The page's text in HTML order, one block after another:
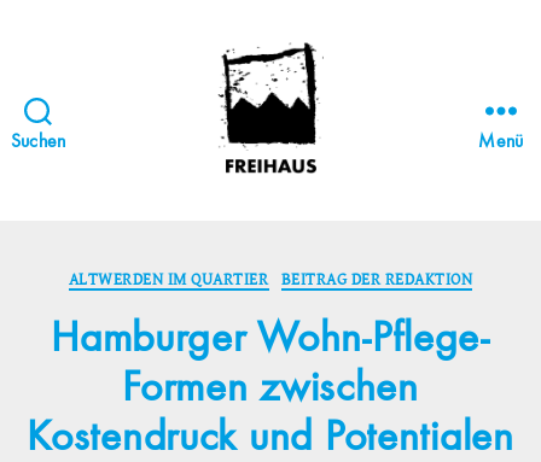
Suchen
|
STATTBAU
HAMBURG
Menü
Kategorien
ALTWERDEN IM QUARTIER BEITRAG DER REDAKTION
Hamburger Wohn-Pflege-
Formen zwischen
Kostendruck und Potentialen